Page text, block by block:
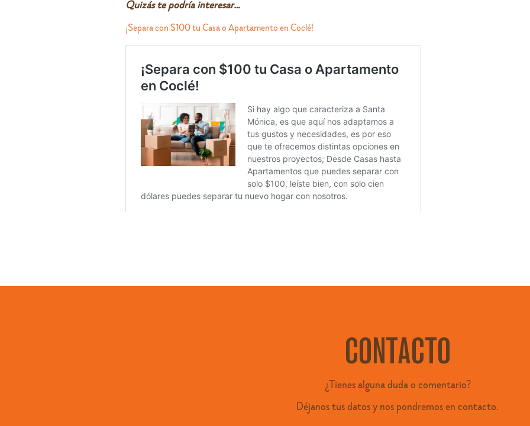
Quizás te podría interesar…
¡Separa con $100 tu Casa o Apartamento en Coclé!
CONTACTO
¿Tienes alguna duda o comentario?
Déjanos tus datos y nos pondremos en contacto.